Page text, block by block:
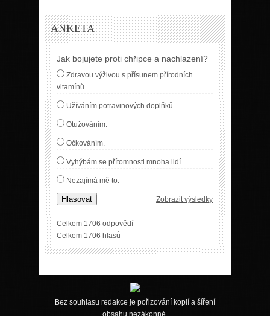
ANKETA
Jak bojujete proti chřipce a nachlazení?
Zdravou výživou s přísunem přírodních
vitamínů.
Užíváním potravinových doplňků..
Otužováním.
Očkováním.
Vyhýbám se přítomnosti mnoha lidí.
Nezajímá mě to.
Hlasovat Zobrazit výsledky
Celkem 1706 odpovědí
Celkem 1706 hlasů
Bez souhlasu redakce je pořizování kopií a šíření
obsahu nezákonné.